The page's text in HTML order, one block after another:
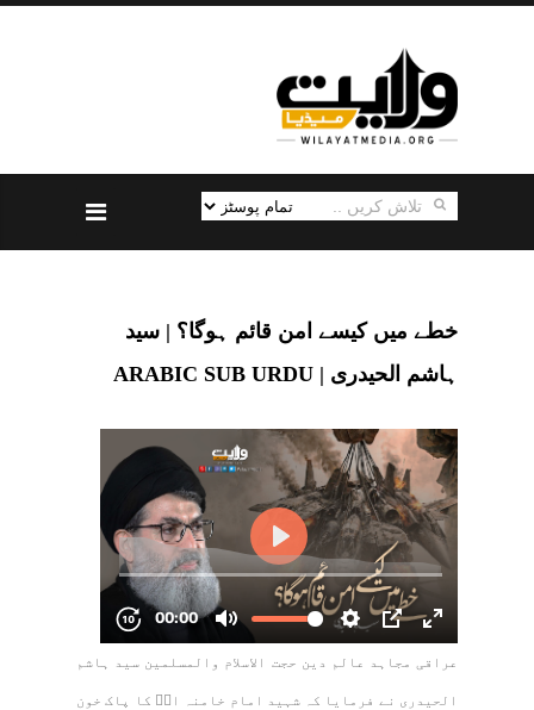
خطے میں کیسے امن قائم ہوگا؟ | سید
ہاشم الحیدری | ARABIC SUB URDU
عراقی مجاہد عالم دین حجت الاسلام والمسلمین سید ہاشم
الحیدری نے فرمایا کہ شہید امام خامنہ ایؒ کا پاک خون